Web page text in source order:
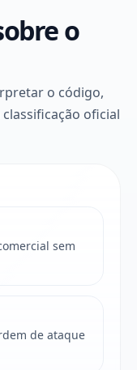
o
o código,
oficial
sem
de ataque